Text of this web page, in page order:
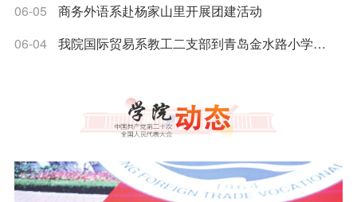
06-05
商务外语系赴杨家山里开展团建活动
06-04
我院国际贸易系教工二支部到青岛金水路小学开展科普志愿服务活动